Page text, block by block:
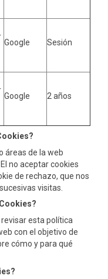
Google Sesión
Google 2 años
áreas de la web
no aceptar cookies
de rechazo, que nos
visitas.
esta política
con el objetivo de
cómo y para qué